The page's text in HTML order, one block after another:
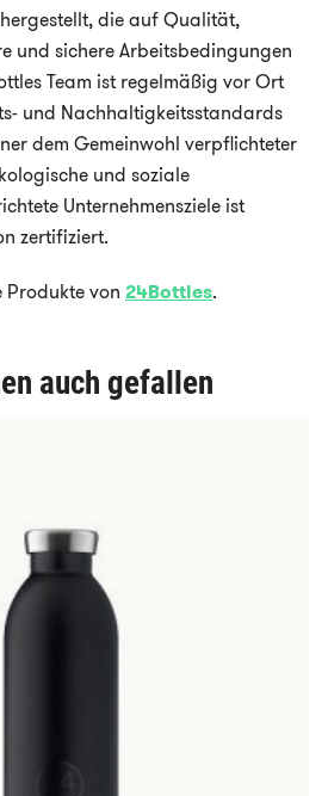
die auf Qualität,
und sichere Arbeitsbedingungen
Team ist regelmäßig vor Ort
und Nachhaltigkeitsstandards
dem Gemeinwohl verpflichteter
und soziale
Unternehmensziele ist
zertifiziert.
Produkte von 24Bottles.
auch gefallen